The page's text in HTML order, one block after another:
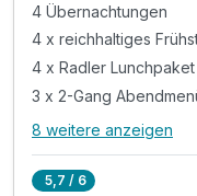
4 Übernachtungen
4 x reichhaltiges
4 x Radler Lunchpaket
3 x 2-Gang
Alle
8 weitere anzeigen
5,7 / 6